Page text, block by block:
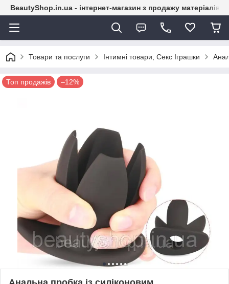
BeautyShop.in.ua - інтернет-магазин з продажу матеріалів
Товари та послуги Інтимні товари, Секс Іграшки
Топ продажів –12%